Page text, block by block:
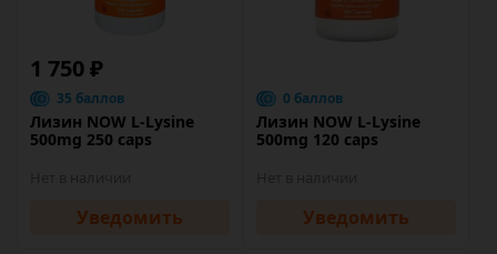
1 750 ₽
35 баллов
Лизин NOW L-Lysine
500mg 250 caps
Уведомить
0 баллов
Лизин NOW L-Lysine
500mg 120 caps
Уведомить